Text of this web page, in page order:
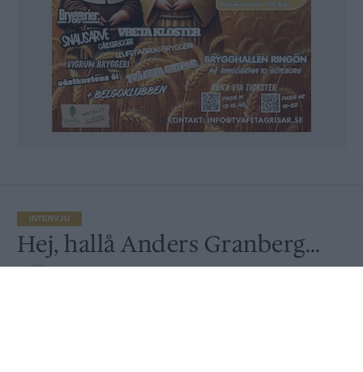
INTERVJU
Hej, hallå Anders Granberg…